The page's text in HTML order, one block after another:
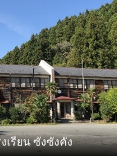
เรียน ซังซังคัง